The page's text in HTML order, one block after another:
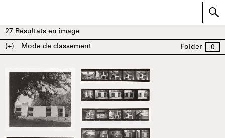
27 Résultats en image
(+)
Mode de classement Folder 0